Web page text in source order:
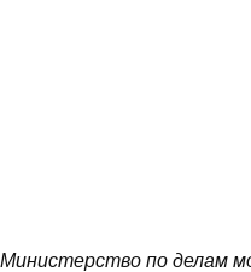
Министерство по делам